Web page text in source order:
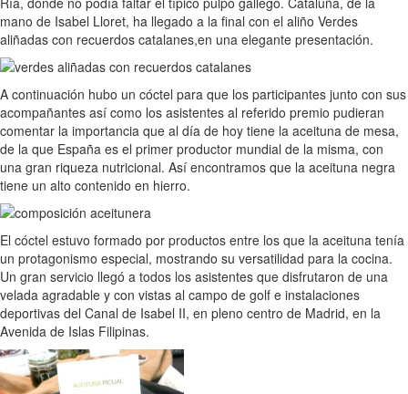
mano de Isabel Lloret, ha llegado a la final con el aliño Verdes
aliñadas con recuerdos catalanes,en una elegante presentación.
A continuación hubo un cóctel para que los participantes junto con sus
acompañantes así como los asistentes al referido premio pudieran
comentar la importancia que al día de hoy tiene la aceituna de mesa,
de la que España es el primer productor mundial de la misma, con
una gran riqueza nutricional. Así encontramos que la aceituna negra
tiene un alto contenido en hierro.
El cóctel estuvo formado por productos entre los que la aceituna tenía
un protagonismo especial, mostrando su versatilidad para la cocina.
Un gran servicio llegó a todos los asistentes que disfrutaron de una
velada agradable y con vistas al campo de golf e instalaciones
deportivas del Canal de Isabel II, en pleno centro de Madrid, en la
Avenida de Islas Filipinas.